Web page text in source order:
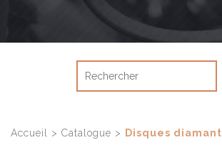
Accueil > Catalogue > Disques diamant